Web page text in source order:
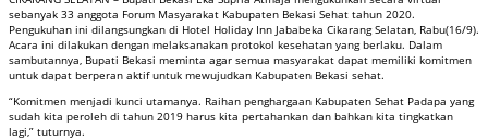
sebanyak 33 anggota Forum Masyarakat Kabupaten Bekasi Sehat tahun 2020.
Pengukuhan ini dilangsungkan di Hotel Holiday Inn Jababeka Cikarang Selatan, Rabu(16/9).
Acara ini dilakukan dengan melaksanakan protokol kesehatan yang berlaku. Dalam
sambutannya, Bupati Bekasi meminta agar semua masyarakat dapat memiliki komitmen
untuk dapat berperan aktif untuk mewujudkan Kabupaten Bekasi sehat.
“Komitmen menjadi kunci utamanya. Raihan penghargaan Kabupaten Sehat Padapa yang
sudah kita peroleh di tahun 2019 harus kita pertahankan dan bahkan kita tingkatkan
lagi,” tuturnya.